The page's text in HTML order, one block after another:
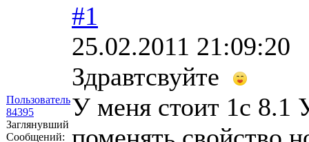
Пользователь
84395
Заглянувший
Сообщений:
#1
25.02.2011 21:09:20
Здравтсвуйте
У меня стоит 1с 8.1